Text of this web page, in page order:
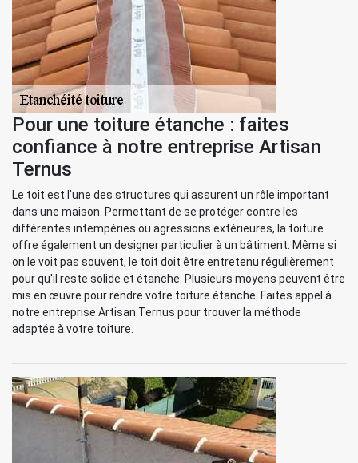
Pour une toiture étanche : faites
confiance à notre entreprise Artisan
Ternus
Le toit est l'une des structures qui assurent un rôle important
dans une maison. Permettant de se protéger contre les
différentes intempéries ou agressions extérieures, la toiture
offre également un designer particulier à un bâtiment. Même si
on le voit pas souvent, le toit doit être entretenu régulièrement
pour qu'il reste solide et étanche. Plusieurs moyens peuvent être
mis en œuvre pour rendre votre toiture étanche. Faites appel à
notre entreprise Artisan Ternus pour trouver la méthode
adaptée à votre toiture.